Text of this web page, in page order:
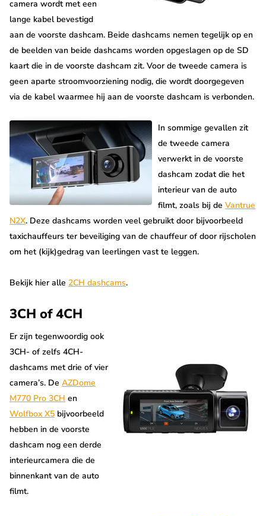
camera wordt met een
lange kabel bevestigd
aan de voorste dashcam. Beide dashcams nemen tegelijk op en
de beelden van beide dashcams worden opgeslagen op de SD
kaart die in de voorste dashcam zit. Voor de tweede camera is
geen aparte stroomvoorziening nodig, die wordt doorgegeven
via de kabel waarmee hij aan de voorste dashcam is verbonden.
In sommige gevallen zit
de tweede camera
verwerkt in de voorste
dashcam zodat die het
interieur van de auto
filmt, zoals bij de Vantrue
N2X. Deze dashcams worden veel gebruikt door bijvoorbeeld
taxichauffeurs ter beveiliging van de chauffeur of door rijscholen
om het (kijk)gedrag van leerlingen vast te leggen.
Bekijk hier alle 2CH dashcams.
3CH of 4CH
Er zijn tegenwoordig ook
3CH- of zelfs 4CH-
dashcams met drie of vier
camera’s. De AZDome
M770 Pro 3CH en
Wolfbox X5 bijvoorbeeld
hebben in de voorste
dashcam nog een derde
interieurcamera die de
binnenkant van de auto
filmt.